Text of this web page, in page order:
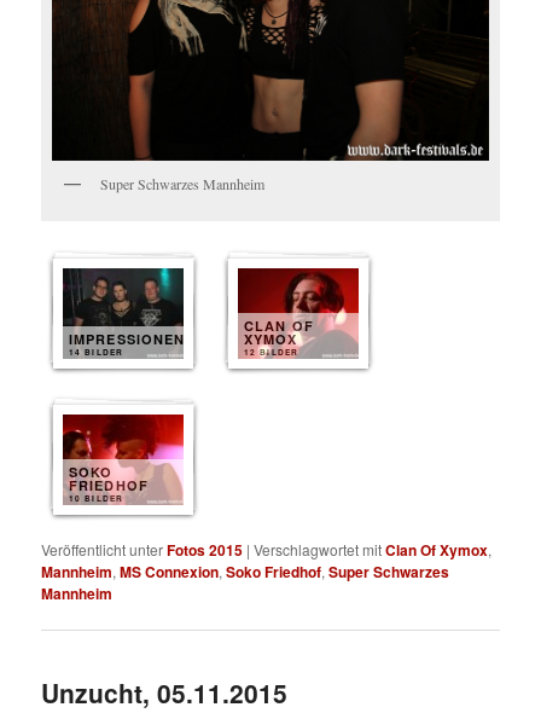
Super Schwarzes Mannheim
IMPRESSIONEN
14 BILDER
CLAN OF
XYMOX
12 BILDER
SOKO
FRIEDHOF
10 BILDER
Veröffentlicht unterFotos 2015 |Verschlagwortet mitClan Of Xymox,
Mannheim,MS Connexion,Soko Friedhof,Super Schwarzes
Mannheim
Unzucht, 05.11.2015